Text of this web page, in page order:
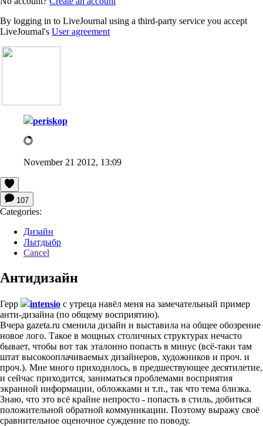
By logging in to LiveJournal using a third-party service you accept
LiveJournal's User agreement
periskop
November 21 2012, 13:09
107
Categories:
Дизайн
Лытдыбр
Cancel
Антидизайн
Герр intensio с утреца навёл меня на замечательный пример
анти-дизайна (по общему восприятию).
Вчера gazeta.ru сменила дизайн и выставила на общее обозрение
новое лого. Такое в мощных столичных структурах нечасто
бывает, чтобы вот так эталонно попасть в минус (всё-таки там
штат высокооплачиваемых дизайнеров, художников и проч. и
проч.). Мне много приходилось, в предшествующее десятилетие,
и сейчас приходится, заниматься проблемами восприятия
экранной информации, обложками и т.п., так что тема близка.
Знаю, что это всё крайне непросто - попасть в стиль, добиться
положительной обратной коммуникации. Поэтому выражу своё
сравнительное оценочное суждение по поводу.